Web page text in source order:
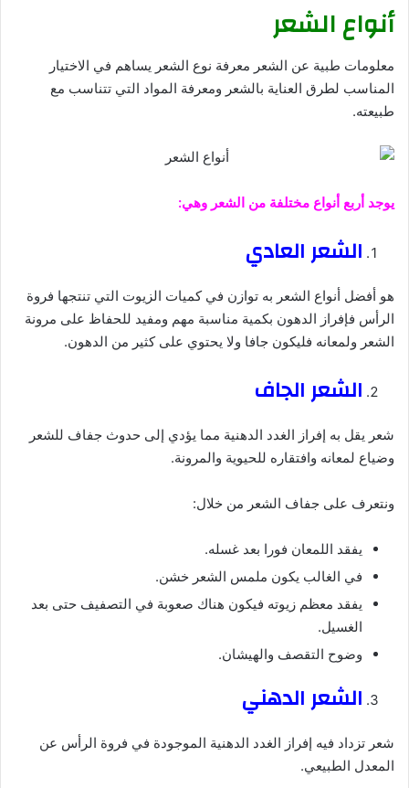
أنواع الشعر
معلومات طبية عن الشعر معرفة نوع الشعر يساهم في الاختيار
المناسب لطرق العناية بالشعر ومعرفة المواد التي تتناسب مع
طبيعته.
يوجد أربع أنواع مختلفة من الشعر وهي:
الشعر العادي
هو أفضل أنواع الشعر به توازن في كميات الزيوت التي تنتجها فروة
الرأس فإفراز الدهون بكمية مناسبة مهم ومفيد للحفاظ على مرونة
الشعر ولمعانه فليكون جافا ولا يحتوي على كثير من الدهون.
الشعر الجاف
شعر يقل به إفراز الغدد الدهنية مما يؤدي إلى حدوث جفاف للشعر
وضياع لمعانه وافتقاره للحيوية والمرونة.
ونتعرف على جفاف الشعر من خلال:
يفقد اللمعان فورا بعد غسله.
في الغالب يكون ملمس الشعر خشن.
يفقد معظم زيوته فيكون هناك صعوبة في التصفيف حتى بعد
الغسيل.
وضوح التقصف والهيشان.
الشعر الدهني
شعر تزداد فيه إفراز الغدد الدهنية الموجودة في فروة الرأس عن
المعدل الطبيعي.